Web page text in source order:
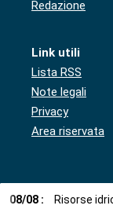
Redazione
Link utili
Lista RSS
Note legali
Privacy
Area riservata
08/08 : Risorse